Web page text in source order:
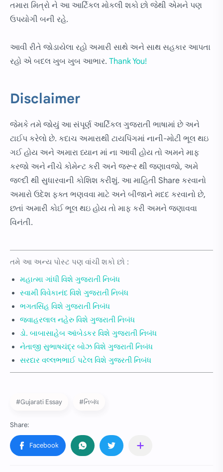
તમારા મિત્રો ને આ આર્ટિકલ મોકલી શકો છો જેથી એમને પણ
ઉપયોગી બની રહે.
આવી રીતે જોડાયેલા રહો અમારી સાથે અને સાથ સહકાર આપતા
રહો એ બદલ ખુબ ખુબ આભાર. Thank You!
Disclaimer
જેમકે તમે જોયું આ સંપૂર્ણ આર્ટિકલ ગુજરાતી ભાષામાં છે અને
ટાઈપ કરેલો છે. કદાચ અમારાથી ટાયપિંગમાં નાની-મોટી ભૂલ થઇ
ગઈ હોય અને અમારા ધ્યાન માં ના આવી હોય તો અમને માફ
કરજો અને નીચે કોમેન્ટ કરી અને જરૂર થી જણાવજો, અમે
જલ્દી થી સુધારવાની કોશિશ કરીશું. આ માહિતી Share કરવાનો
અમારો ઉદેશ ફક્ત ભણવવા માટે અને બીજાને મદદ કરવાનો છે,
છતાં અમારી કોઈ ભૂલ થઇ હોય તો માફ કરી અમને જણાવવા
વિનંતી.
તમે આ અન્ય પોસ્ટ પણ વાંચી શકો છો :
મહાત્મા ગાંધી વિશે ગુજરાતી નિબંધ
સ્વામી વિવેકાનંદ વિશે ગુજરાતી નિબંધ
ભગતસિંહ વિશે ગુજરાતી નિબંધ
જવાહરલાલ નહેરુ વિશે ગુજરાતી નિબંધ
ડો. બાબાસાહેબ આંબેડકર વિશે ગુજરાતી નિબંધ
નેતાજી સુભાષચંદ્ર બોઝ વિશે ગુજરાતી નિબંધ
સરદાર વલ્લભભાઈ પટેલ વિશે ગુજરતી નિબંધ
#Gujarati Essay #નિબંધ